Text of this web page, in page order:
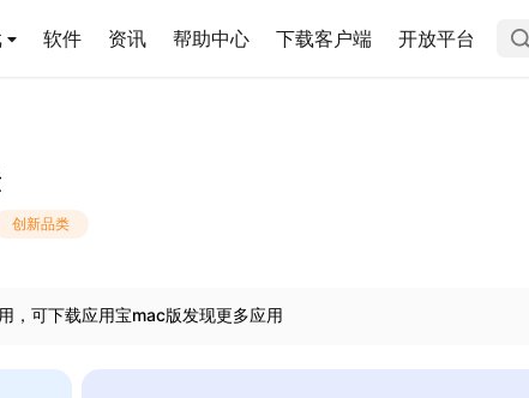
软件 资讯 帮助中心 下载客户端 开放平台
创新品类
，可下载应用宝mac版发现更多应用